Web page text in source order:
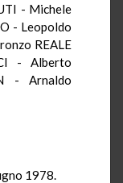
- Michele
- Leopoldo
REALE
- Alberto
- Arnaldo
1978.